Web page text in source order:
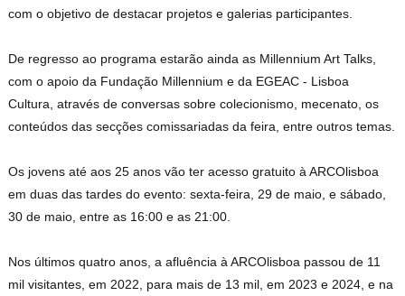
com o objetivo de destacar projetos e galerias participantes.
De regresso ao programa estarão ainda as Millennium Art Talks,
com o apoio da Fundação Millennium e da EGEAC - Lisboa
Cultura, através de conversas sobre colecionismo, mecenato, os
conteúdos das secções comissariadas da feira, entre outros temas.
Os jovens até aos 25 anos vão ter acesso gratuito à ARCOlisboa
em duas das tardes do evento: sexta-feira, 29 de maio, e sábado,
30 de maio, entre as 16:00 e as 21:00.
Nos últimos quatro anos, a afluência à ARCOlisboa passou de 11
mil visitantes, em 2022, para mais de 13 mil, em 2023 e 2024, e na